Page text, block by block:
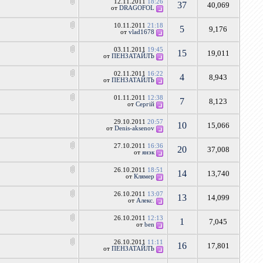
12.11.2011 18:26
отDRAGOFOL 37 40,069
10.11.201121:18
отvlad1678 5 9,176
03.11.2011 19:45
отПЕНЗАТАЙЛЪ 15 19,011
02.11.2011 16:22
отПЕНЗАТАЙЛЪ 4 8,943
01.11.2011 12:38
отСергій 7 8,123
29.10.201120:57
отDenis-aksenov 10 15,066
27.10.2011 16:36
отянэк 20 37,008
26.10.2011 18:51
отКлямер 14 13,740
26.10.2011 13:07
от Алекс. 13 14,099
26.10.2011 12:13
отben 1 7,045
26.10.2011 11:11
отПЕНЗАТАЙЛЪ 16 17,801